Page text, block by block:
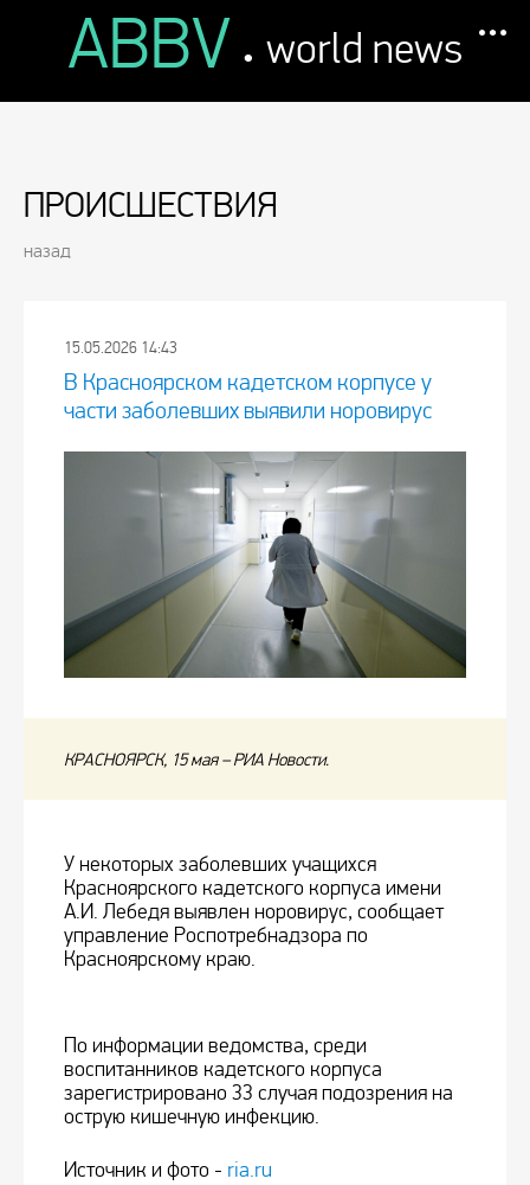
ABBV . world news
ПРОИСШЕСТВИЯ
назад
15.05.2026 14:43
В Красноярском кадетском корпусе у
части заболевших выявили норовирус
КРАСНОЯРСК, 15 мая – РИА Новости.
У некоторых заболевших учащихся
Красноярского кадетского корпуса имени
А.И. Лебедя выявлен норовирус, сообщает
управление Роспотребнадзора по
Красноярскому краю.
По информации ведомства, среди
воспитанников кадетского корпуса
зарегистрировано 33 случая подозрения на
острую кишечную инфекцию.
Источник и фото - ria.ru